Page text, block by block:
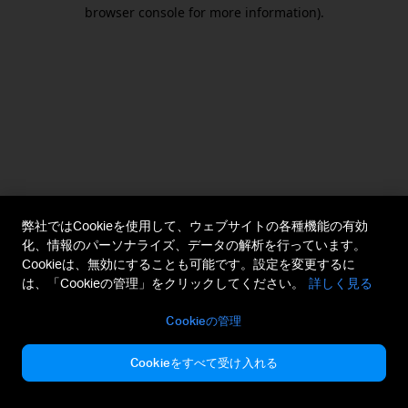
browser console for more information).
弊社ではCookieを使用して、ウェブサイトの各種機能の有効
化、情報のパーソナライズ、データの解析を行っています。
Cookieは、無効にすることも可能です。設定を変更するに
は、「Cookieの管理」をクリックしてください。
詳しく見る
Cookieの管理
Cookieをすべて受け入れる